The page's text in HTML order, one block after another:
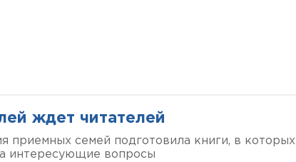
ждет читателей
приемных семей подготовила книги, в которых
интересующие вопросы